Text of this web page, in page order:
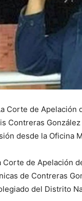
Corte de
Contreras
desde la Oficina
Corte de Apelación
de Contreras
del Distrito